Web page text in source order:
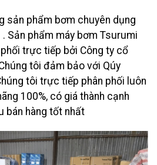
sản phẩm bơm chuyên dụng
Sản phẩm máy bơm Tsurumi
trực tiếp bởi Công ty cổ
tôi đảm bảo với Qúy
tôi trực tiếp phân phối luôn
100%, có giá thành cạnh
bán hàng tốt nhất